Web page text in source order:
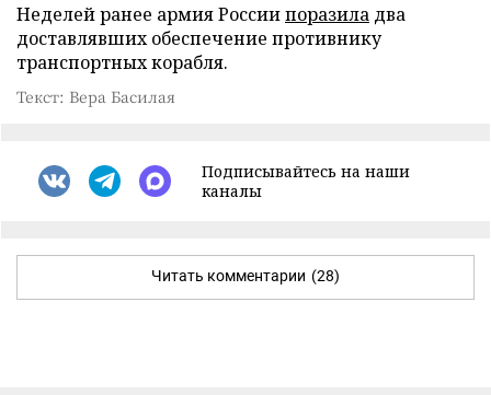
Неделей ранее армия Россиипоразила два
доставлявших обеспечение противнику
транспортных корабля.
Текст: Вера Басилая
Подписывайтесь на наши
каналы
Читать комментарии (28)